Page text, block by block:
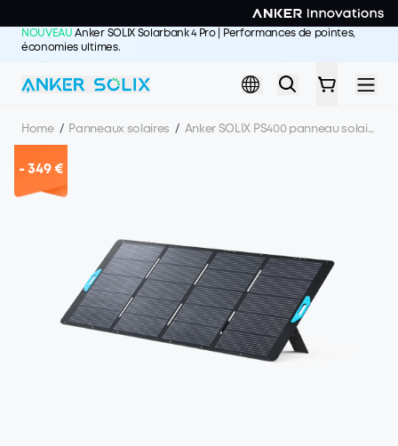
NOUVEAU Anker SOLIX Solarbank 4 Pro | Performances de pointes,
économies ultimes.
Home / Panneaux solaires / Anker SOLIX PS400 panneau solaire portable (400 W)
-349 €